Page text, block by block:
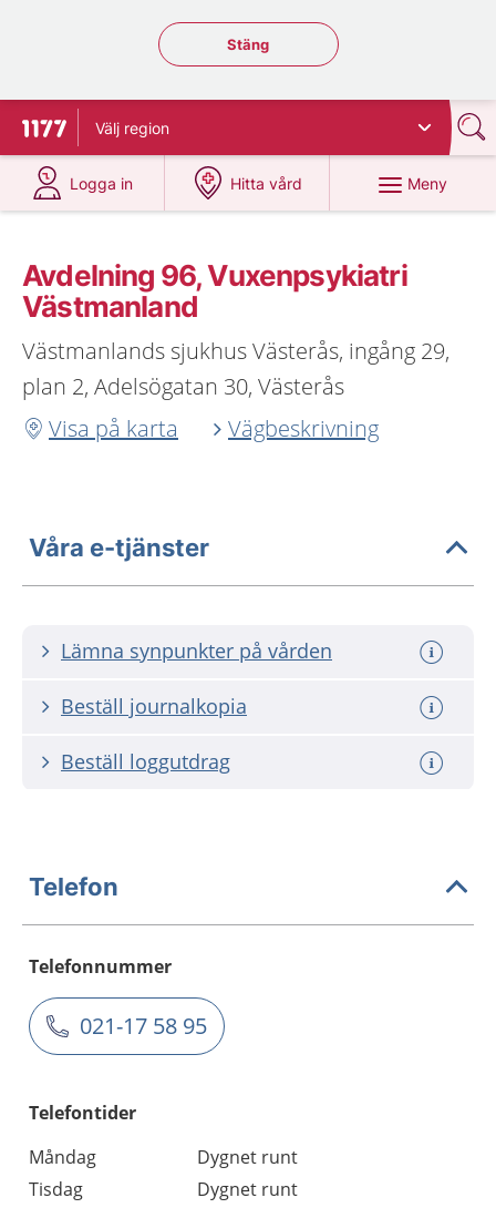
Stäng regionsväljaren
Stäng
Till startsidan för 1177
Välj region
Logga in
på 1177.se
Hitta vård
på 1177.se
Meny
Avdelning 96, Vuxenpsykiatri
Västmanland
Västmanlands sjukhus Västerås, ingång 29,
plan 2, Adelsögatan 30, Västerås
Visa på karta
Vägbeskrivning
Våra e-tjänster
Lämna synpunkter på vården
Beställ journalkopia
Beställ loggutdrag
Telefon
Telefonnummer
021-17 58 95
Telefontider
Måndag
Dygnet runt
Tisdag
Dygnet runt